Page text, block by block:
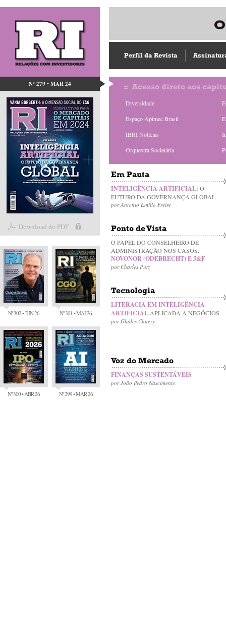
Nº 279 • MAR 24
Download do PDF
Nº 302 • JUN 26 Nº 301 • MAI 26
Nº 300 • ABR 26 Nº 299 • MAR 26
Perfil da Revista
Acesso direto aos
Diversidade
Espaço Apimec Brasil
IBRI Notícias
Orquestra Societária
Em Pauta
INTELIGÊNCIA ARTIFICIAL: O
FUTURO DA GOVERNANÇA GLOBAL
por Antonio Emilio Freire
Ponto de Vista
O PAPEL DO CONSELHEIRO DE
ADMINISTRAÇÃO NOS CASOS:
NOVONOR (ODEBRECHT) E J&F
por Charles Putz
Tecnologia
LITERACIA EM INTELIGÊNCIA
ARTIFICIAL APLICADA A NEGÓCIOS
por Glades Chuery
Voz do Mercado
FINANÇAS SUSTENTÁVEIS
por João Pedro Nascimento